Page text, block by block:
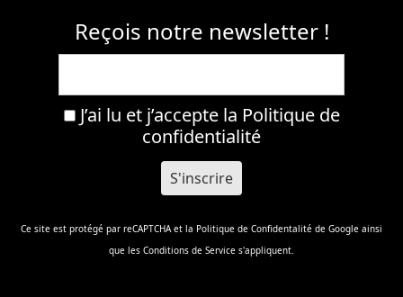
Reçois notre newsletter !
J’ai lu et j’accepte la Politique de
confidentialité
Ce site est protégé par reCAPTCHA et la Politique de Confidentalité de Google ainsi
que les Conditions de Service s'appliquent.